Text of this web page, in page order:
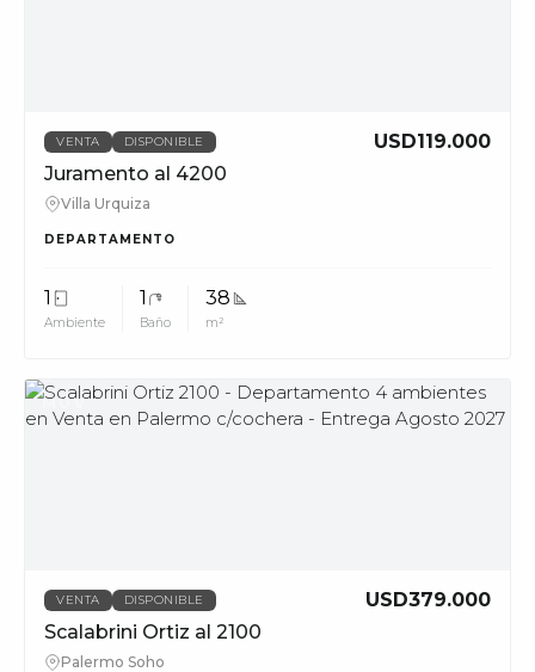
VENTA DISPONIBLE
USD119.000
Juramento al 4200
Villa Urquiza
DEPARTAMENTO
1
Ambiente
1
Baño
38
m²
MUV
VENTA DISPONIBLE
USD379.000
Scalabrini Ortiz al 2100
Palermo Soho